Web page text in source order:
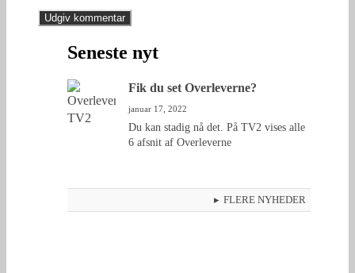
Seneste nyt
Fik du set Overleverne?
januar 17, 2022
Du kan stadig nå det. På TV2 vises alle
6 afsnit af Overleverne
FLERE NYHEDER